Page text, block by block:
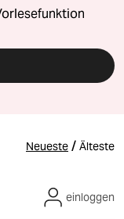
Neueste / Älteste
einloggen